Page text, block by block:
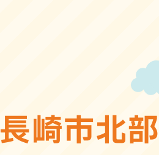
長崎市北部